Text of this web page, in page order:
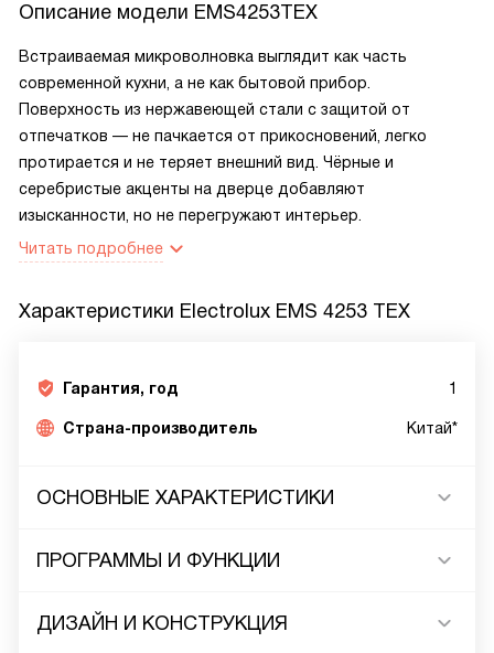
Описание модели EMS4253TEX
Встраиваемая микроволновка выглядит как часть
современной кухни, а не как бытовой прибор.
Поверхность из нержавеющей стали с защитой от
отпечатков — не пачкается от прикосновений, легко
протирается и не теряет внешний вид. Чёрные и
серебристые акценты на дверце добавляют
изысканности, но не перегружают интерьер.
Читать подробнее
Характеристики Electrolux EMS 4253 TEX
Гарантия, год 1
Страна-производитель Китай*
ОСНОВНЫЕ ХАРАКТЕРИСТИКИ
ПРОГРАММЫ И ФУНКЦИИ
ДИЗАЙН И КОНСТРУКЦИЯ